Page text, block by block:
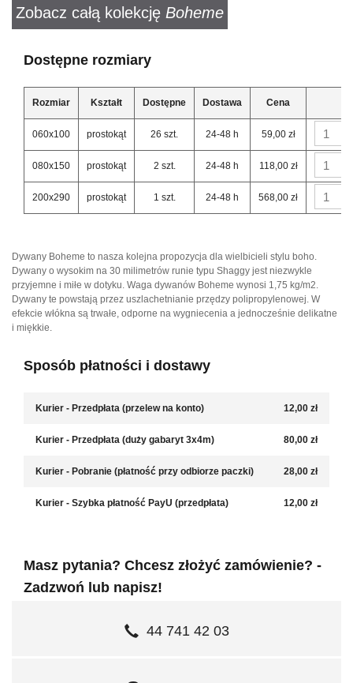
Zobacz całą kolekcję Boheme
Dostępne rozmiary
Rozmiar Kształt Dostępne Dostawa Cena
060x100 prostokąt 26 szt. 24-48 h 59,00 zł
080x150 prostokąt 2 szt. 24-48 h 118,00 zł
200x290 prostokąt 1 szt. 24-48 h 568,00 zł
Dywany Boheme to nasza kolejna propozycja dla wielbicieli stylu boho.
Dywany o wysokim na 30 milimetrów runie typu Shaggy jest niezwykle
przyjemne i miłe w dotyku. Waga dywanów Boheme wynosi 1,75 kg/m2.
Dywany te powstają przez uszlachetnianie przędzy polipropylenowej. W
efekcie włókna są trwałe, odporne na wygniecenia a jednocześnie delikatne
i miękkie.
Sposób płatności i dostawy
Kurier - Przedpłata (przelew na konto) 12,00 zł
Kurier - Przedpłata (duży gabaryt 3x4m) 80,00 zł
Kurier - Pobranie (płatność przy odbiorze paczki) 28,00 zł
Kurier - Szybka płatność PayU (przedpłata) 12,00 zł
Masz pytania? Chcesz złożyć zamówienie? -
Zadzwoń lub napisz!
44 741 42 03